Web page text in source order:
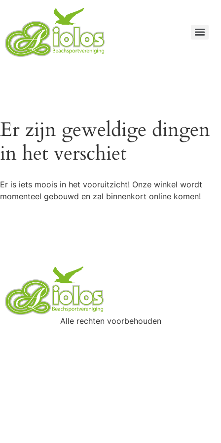
Er zijn geweldige dingen
in het verschiet
Er is iets moois in het vooruitzicht! Onze winkel wordt
momenteel gebouwd en zal binnenkort online komen!
Alle rechten voorbehouden